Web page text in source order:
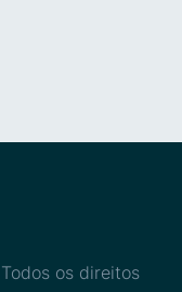
os direitos